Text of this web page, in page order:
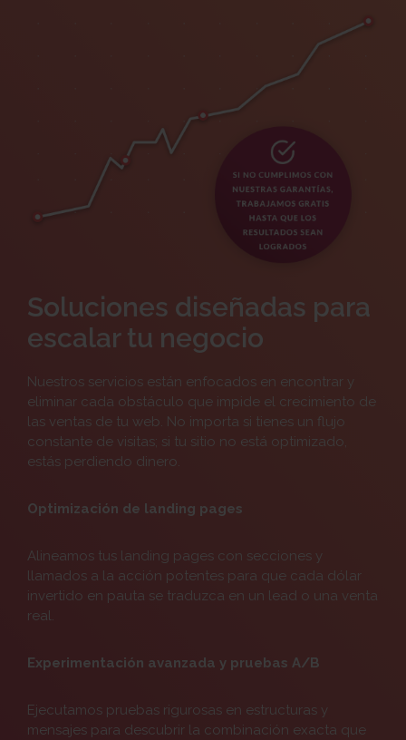
Soluciones diseñadas para
escalar tu negocio
Nuestros servicios están enfocados en encontrar y
eliminar cada obstáculo que impide el crecimiento de
las ventas de tu web. No importa si tienes un flujo
constante de visitas; si tu sitio no está optimizado,
estás perdiendo dinero.
Optimización de landing pages
Alineamos tus landing pages con secciones y
llamados a la acción potentes para que cada dólar
invertido en pauta se traduzca en un lead o una venta
real.
Experimentación avanzada y pruebas A/B
Ejecutamos pruebas rigurosas en estructuras y
mensajes para descubrir la combinación exacta que